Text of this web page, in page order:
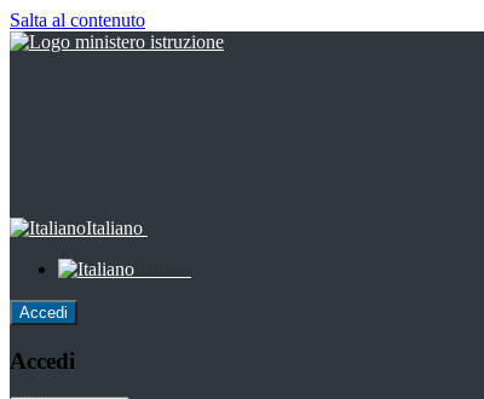
Salta al contenuto
Italiano
Accedi
Accedi